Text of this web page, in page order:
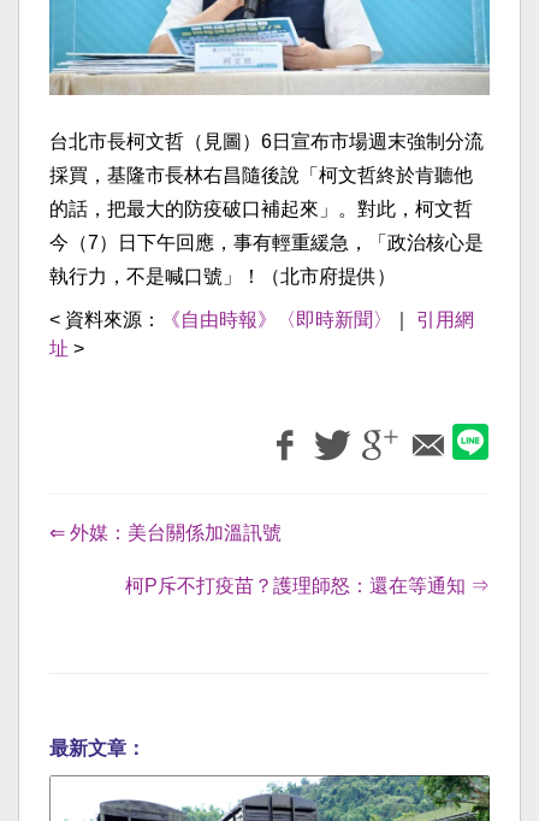
台北市長柯文哲（見圖）6日宣布市場週末強制分流
採買，基隆市長林右昌隨後說「柯文哲終於肯聽他
的話，把最大的防疫破口補起來」。對此，柯文哲
今（7）日下午回應，事有輕重緩急，「政治核心是
執行力，不是喊口號」！（北市府提供）
< 資料來源： 《自由時報》〈即時新聞〉
引用網
址 >
⇐ 外媒：美台關係加溫訊號
柯P斥不打疫苗？護理師怒：還在等通知 ⇒
最新文章：